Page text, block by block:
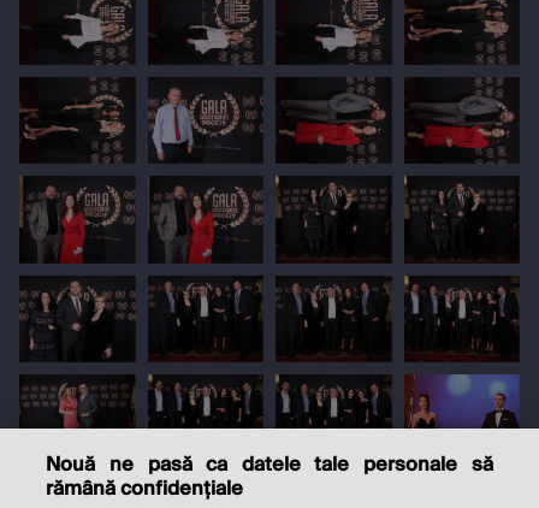
Nouă ne pasă ca datele tale personale să
rămână confidențiale